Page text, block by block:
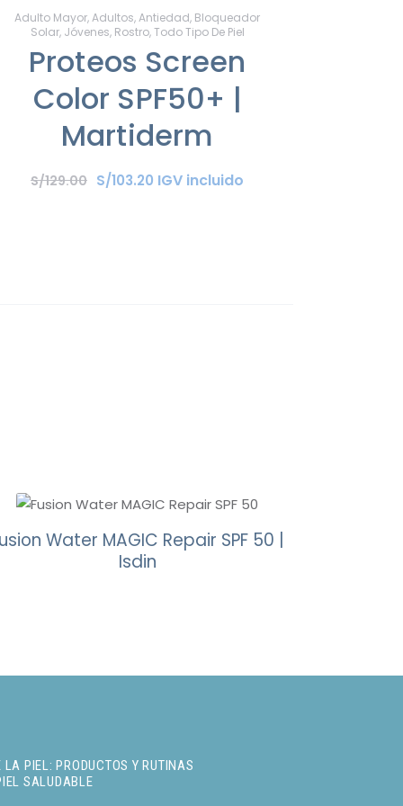
Adulto Mayor,Adultos,Antiedad, Bloqueador
Solar, Jóvenes, Rostro,Todo Tipo De Piel
Proteos Screen
Color SPF50+ |
Martiderm
S/129.00 S/103.20 IGV incluido
Water MAGIC Repair SPF 50 |
Isdin
LA PIEL: PRODUCTOS Y RUTINAS
SALUDABLE